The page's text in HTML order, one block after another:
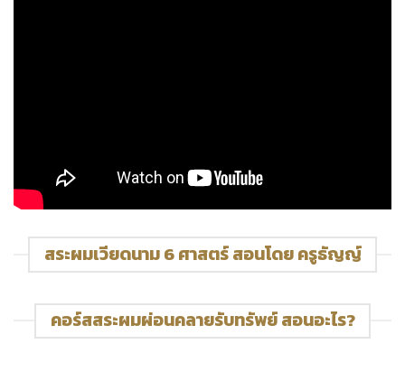
สระผมเวียดนาม 6 ศาสตร์ สอนโดย ครูธัญญ์
คอร์สสระผมผ่อนคลายรับทรัพย์ สอนอะไร?